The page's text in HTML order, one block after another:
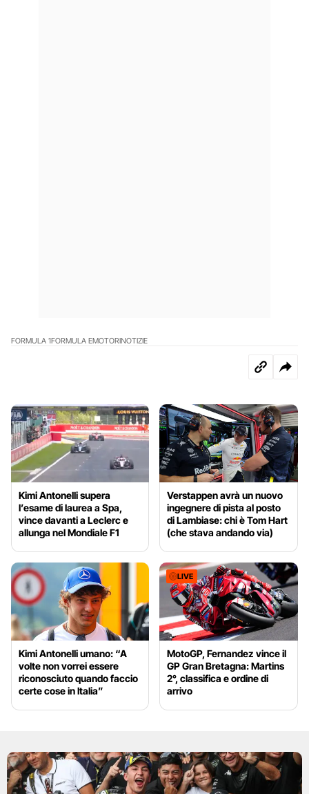
FORMULA 1FORMULA EMOTORINOTIZIE
Kimi Antonelli supera
l’esame di laurea a Spa,
vince davanti a Leclerc e
allunga nel Mondiale F1
Verstappen avrà un nuovo
ingegnere di pista al posto
di Lambiase: chi è Tom Hart
(che stava andando via)
Kimi Antonelli umano: “A
volte non vorrei essere
riconosciuto quando faccio
certe cose in Italia”
LIVE
MotoGP, Fernandez vince il
GP Gran Bretagna: Martins
2°, classifica e ordine di
arrivo